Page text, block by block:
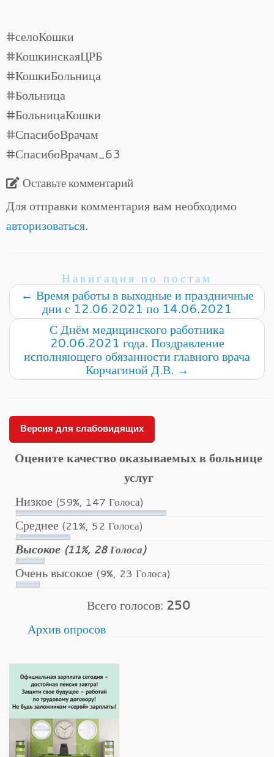
#селоКошки
#КошкинскаяЦРБ
#КошкиБольница
#Больница
#БольницаКошки
#СпасибоВрачам
#СпасибоВрачам_63
Оставьте комментарий
Для отправки комментария вам необходимо
авторизоваться.
Навигация по постам
← Время работы в выходные и праздничные
дни с 12.06.2021 по 14.06.2021
С Днём медицинского работника
20.06.2021 года. Поздравление
исполняющего обязанности главного врача
Корчагиной Д.В. →
Версия для слабовидящих
Оцените качество оказываемых в больнице
услуг
Низкое (59%, 147 Голоса)
Среднее (21%, 52 Голоса)
Высокое (11%, 28 Голоса)
Очень высокое (9%, 23 Голоса)
Всего голосов: 250
Архив опросов